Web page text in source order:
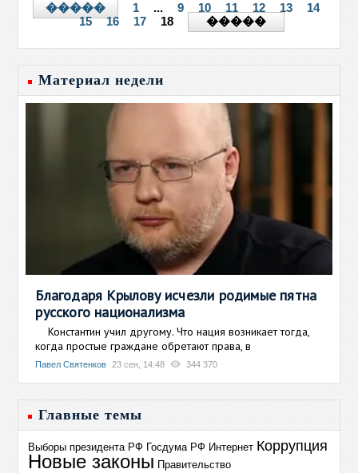
����� 1 ... 9 10 11 12 13
14
15
16 17 18 �����
Материал недели
Благодаря Крылову исчезли родимые пятна
русского национализма
Константин учил другому. Что нация возникает тогда,
когда простые граждане обретают права, в
Павел Святенков 23 сен, 14:48 344 370
Главные темы
Выборы президента РФ Госдума РФ Интернет Коррупция
Новые законы Правительство